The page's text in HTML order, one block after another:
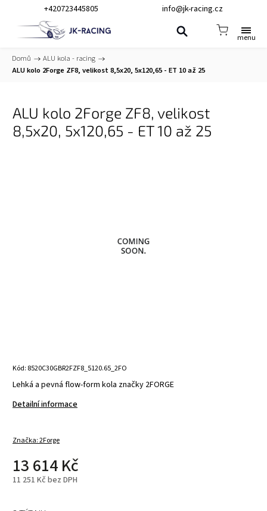
+420723445805 info@jk-racing.cz
Domů / ALU kola - racing /
ALU kolo 2Forge ZF8, velikost 8,5x20, 5x120,65 - ET 10 až 25
ALU kolo 2Forge ZF8, velikost
8,5x20, 5x120,65 - ET 10 až 25
Kód: 8520C30GBR2FZF8_5120.65_2FO
Lehká a pevná flow-form kola značky 2FORGE
Detailní informace
Značka:2Forge
13 614 Kč
11 251 Kč bez DPH